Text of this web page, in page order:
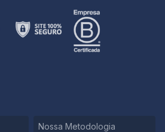
Nossa Metodologia